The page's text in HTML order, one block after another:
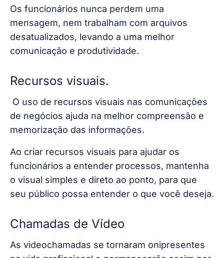
Os funcionários nunca perdem uma
mensagem, nem trabalham com arquivos
desatualizados, levando a uma melhor
comunicação e produtividade.
Recursos visuais.
O uso de recursos visuais nas comunicações
de negócios ajuda na melhor compreensão e
memorização das informações.
Ao criar recursos visuais para ajudar os
funcionários a entender processos, mantenha
o visual simples e direto ao ponto, para que
seu público possa entender o que você deseja.
Chamadas de Vídeo
As videochamadas se tornaram onipresentes